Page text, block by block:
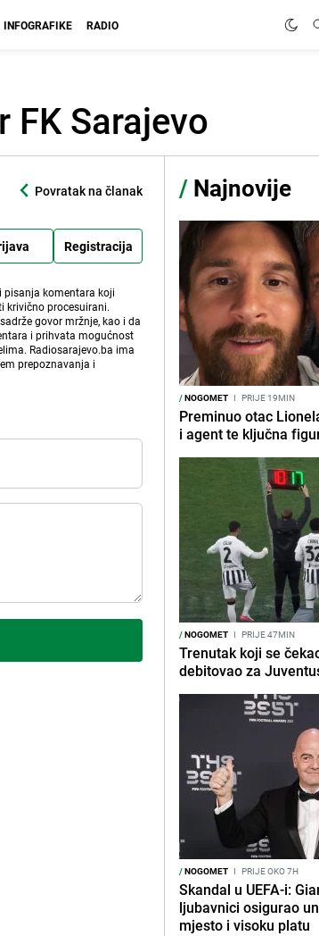
INFOGRAFIKE RADIO
Sarajevo
Povratak na članak
Registracija
pisanja komentara koji
krivično procesuirani.
govor mržnje, kao i da
i prihvata mogućnost
Radiosarajevo.ba ima
prepoznavanja i
/ Najnovije
/NOGOMET I PRIJE 19MIN
Preminuo otac
i agent te ključna
/NOGOMET I PRIJE 47MIN
Trenutak koji se
debitovao za
/NOGOMET I PRIJE OKO 7H
Skandal u UEFA-i:
ljubavnici osigurao
mjesto i visoku platu